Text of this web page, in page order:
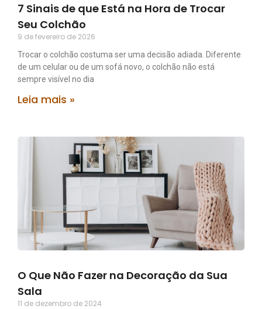
7 Sinais de que Está na Hora de Trocar
Seu Colchão
9 de fevereiro de 2026
Trocar o colchão costuma ser uma decisão adiada. Diferente
de um celular ou de um sofá novo, o colchão não está
sempre visível no dia
Leia mais »
O Que Não Fazer na Decoração da Sua
Sala
11 de dezembro de 2024